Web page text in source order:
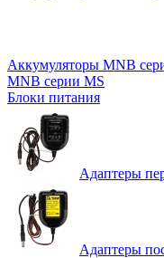
Аккумуляторы MNB
MNB серии MS
Блоки питания
Адаптеры
Адаптеры